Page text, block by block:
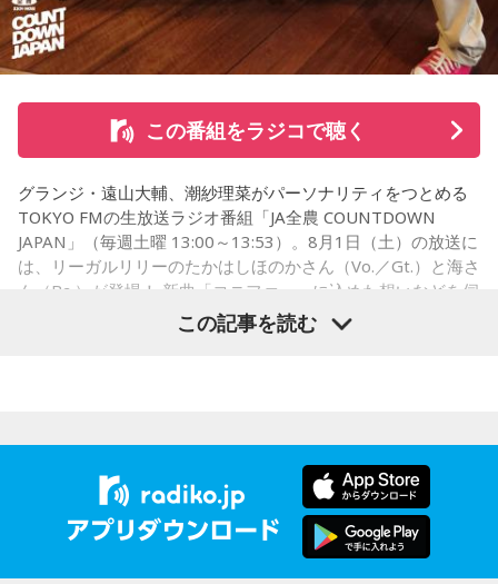
※ メールの件名は「決闘」でお願いします。
◎「中島健人イメージランキング」
街の人に調査したら、中島健人が1位にランクインしそうな
「ランキングのタイトルだけ」を送ってきてください。
＜例＞
・家の照明、指パッチンで消してそうランキング
・コンビニで「温めますか？」とか「レジ袋はいります
か？」とか聞かれる前に全部先に言ってきそうな男ランキン
※ メールの件名は「ランキング」でお願いします。
■番組タイトル：ニッポン放送『中島健人のオールナイトニッ
■放送日時：2026年8月14日（金） 25時～27時 （15日
（土）午前1時〜3時）
この番組をラジコで聴く
グランジ・遠山大輔、潮紗理菜がパーソナリティをつとめる
TOKYO FMの生放送ラジオ番組「JA全農 COUNTDOWN
JAPAN」（毎週土曜 13:00～13:53）。8月1日（土）の放送に
は、リーガルリリーのたかはしほのかさん（Vo.／Gt.）と海さ
ん（Ba.）が登場！ 新曲「コニファー」に込めた想いなどを伺
◆“真逆な作り方”で楽曲制作
リーガルリリーは高校在学時から注目を集め、国内大型ロッ
この記事を読む